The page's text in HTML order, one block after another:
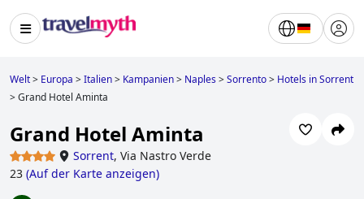
Welt> Europa >Italien> Kampanien> Naples>Sorrento> Hotels in Sorrent
>Grand Hotel Aminta
Grand Hotel Aminta
Sorrent, Via Nastro Verde
23 (Auf der Karte anzeigen)